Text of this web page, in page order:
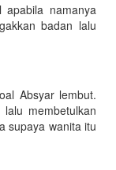
namanya
badan lalu
Absyar lembut.
membetulkan
supaya wanita itu